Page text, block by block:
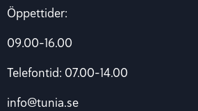
Öppettider:
09.00-16.00
Telefontid: 07.00-14.00
info@tunia.se